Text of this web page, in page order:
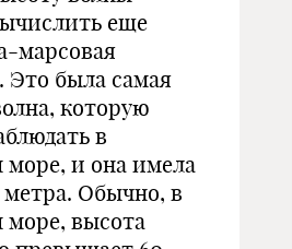
еще
марсовая
Это была самая
которую
в
и она имела
метра. Обычно, в
высота